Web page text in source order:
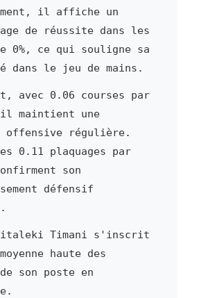
il affiche un
de réussite dans les
0%, ce qui souligne sa
le jeu de mains.
avec 0.06 courses par
maintient une
régulière.
0.11 plaquages par
son
défensif
Timani s'inscrit
haute des
son poste en